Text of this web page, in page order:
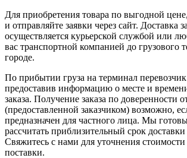
Для приобретения товара по выгодной
и отправляйте заявки через сайт. Доставка
осуществляется курьерской службой или
вас транспортной компанией до грузового
городе.
По прибытии груза на терминал
предоставив информацию о месте и
заказа. Получение заказа по доверенности
(предоставленной заказчиком) возможно,
предназначен для частного лица. Мы
рассчитать приблизительный срок доставки
Свяжитесь с нами для уточнения стоимости
поставки.